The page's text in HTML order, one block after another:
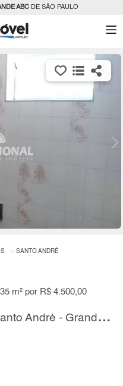
ABC DE SÃO PAULO
SANTO ANDRÉ
m² por R$ 4.500,00
André - Grande ABC